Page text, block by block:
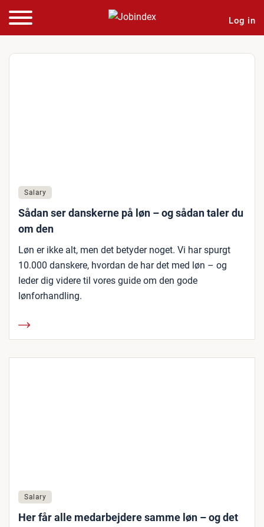
Log in
Salary
Sådan ser danskerne på løn – og sådan taler du
om den
Løn er ikke alt, men det betyder noget. Vi har spurgt
10.000 danskere, hvordan de har det med løn – og
leder dig videre til vores guide om den gode
lønforhandling.
Salary
Her får alle medarbejdere samme løn – og det